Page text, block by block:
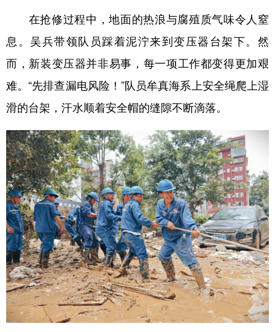
在抢修过程中，地面的热浪与腐殖质气味令人窒
息。吴兵带领队员踩着泥泞来到变压器台架下。然
而，新装变压器并非易事，每一项工作都变得更加艰
难。“先排查漏电风险！”队员牟真海系上安全绳爬上湿
滑的台架，汗水顺着安全帽的缝隙不断滴落。